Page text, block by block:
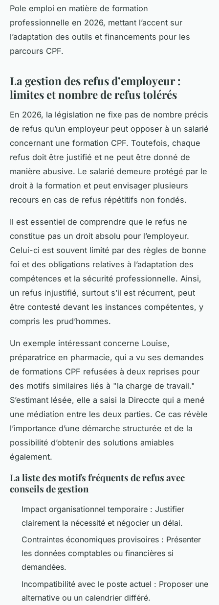
Pole emploi en matière de formation
professionnelle en 2026, mettant l’accent sur
l’adaptation des outils et financements pour les
parcours CPF.
La gestion des refus d’employeur :
limites et nombre de refus tolérés
En 2026, la législation ne fixe pas de nombre précis
de refus qu’un employeur peut opposer à un salarié
concernant une formation CPF. Toutefois, chaque
refus doit être justifié et ne peut être donné de
manière abusive. Le salarié demeure protégé par le
droit à la formation et peut envisager plusieurs
recours en cas de refus répétitifs non fondés.
Il est essentiel de comprendre que le refus ne
constitue pas un droit absolu pour l’employeur.
Celui-ci est souvent limité par des règles de bonne
foi et des obligations relatives à l’adaptation des
compétences et la sécurité professionnelle. Ainsi,
un refus injustifié, surtout s’il est récurrent, peut
être contesté devant les instances compétentes, y
compris les prud’hommes.
Un exemple intéressant concerne Louise,
préparatrice en pharmacie, qui a vu ses demandes
de formations CPF refusées à deux reprises pour
des motifs similaires liés à "la charge de travail."
S’estimant lésée, elle a saisi la Direccte qui a mené
une médiation entre les deux parties. Ce cas révèle
l’importance d’une démarche structurée et de la
possibilité d’obtenir des solutions amiables
également.
La liste des motifs fréquents de refus avec
conseils de gestion
Impact organisationnel temporaire : Justifier
clairement la nécessité et négocier un délai.
Contraintes économiques provisoires : Présenter
les données comptables ou financières si
demandées.
Incompatibilité avec le poste actuel : Proposer une
alternative ou un calendrier différé.